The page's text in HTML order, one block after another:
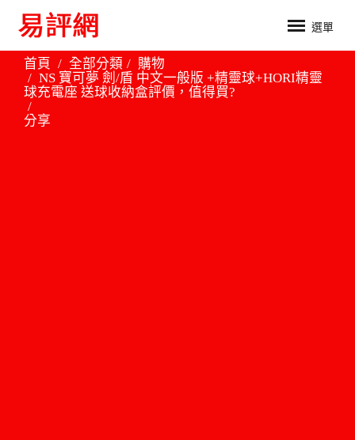
選單
首頁 全部分類
購物
NS 寶可夢 劍/盾 中文一般版 +精靈球+HORI精靈
球充電座 送球收納盒評價，值得買?
分享